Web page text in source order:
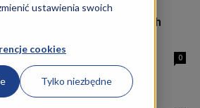
ustawienia swoich
cookies
Tylko niezbędne
obrabiarek skrawających
2019 0
mechanik kwalifikacje